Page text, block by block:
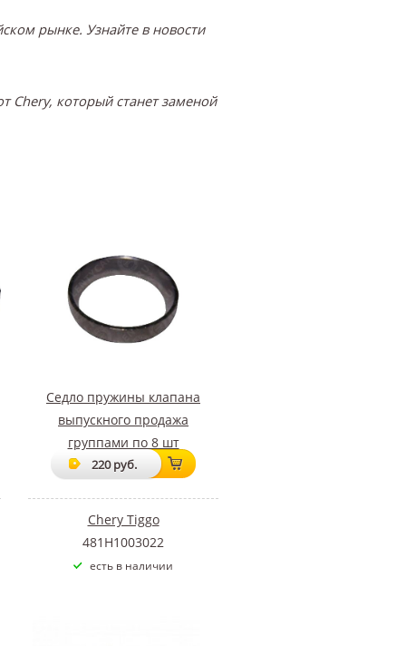
рынке. Узнайте в новости
Chery, который станет заменой
Седло пружины клапана
выпускного продажа
группами по 8 шт
220 руб.
Chery Tiggo
481H1003022
есть в наличии